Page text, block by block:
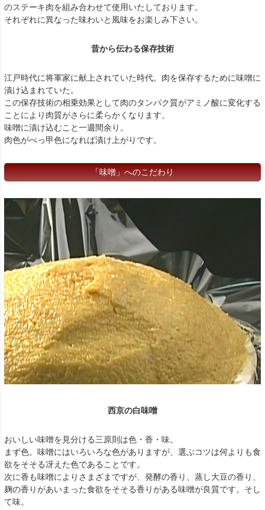
のステーキ肉を組み合わせて使用いたしております。
それぞれに異なった味わいと風味をお楽しみ下さい。
昔から伝わる保存技術
江戸時代に将軍家に献上されていた時代。肉を保存するために味噌に
漬け込まれていた。
この保存技術の相乗効果として肉のタンパク質がアミノ酸に変化する
ことにより肉質がさらに柔らかくなります。
味噌に漬け込むこと一週間余り。
肉色がべっ甲色になれば漬け上がりです。
「味噌」へのこだわり
西京の白味噌
おいしい味噌を見分ける三原則は色・香・味。
まず色。味噌にはいろいろな色がありますが、選ぶコツは何よりも食
欲をそそる冴えた色であることです。
次に香も味噌によりさまざまですが、発酵の香り、蒸し大豆の香り、
麹の香りがあいまった食欲をそそる香りがある味噌が良質です。そし
て味。